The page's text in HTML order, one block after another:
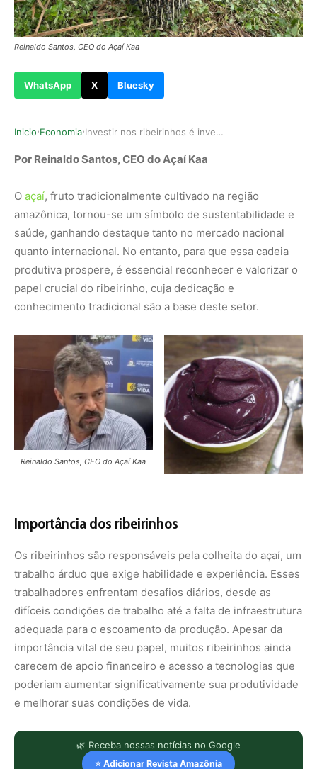
Reinaldo Santos, CEO do Açaí Kaa
WhatsApp X Bluesky
Inicio›Economia› Investir nos ribeirinhos é investir no futuro d…
Por Reinaldo Santos, CEO do Açaí Kaa
O açaí, fruto tradicionalmente cultivado na região
amazônica, tornou-se um símbolo de sustentabilidade e
saúde, ganhando destaque tanto no mercado nacional
quanto internacional. No entanto, para que essa cadeia
produtiva prospere, é essencial reconhecer e valorizar o
papel crucial do ribeirinho, cuja dedicação e
conhecimento tradicional são a base deste setor.
Reinaldo Santos, CEO do Açaí Kaa
Importância dos ribeirinhos
Os ribeirinhos são responsáveis pela colheita do açaí, um
trabalho árduo que exige habilidade e experiência. Esses
trabalhadores enfrentam desafios diários, desde as
difíceis condições de trabalho até a falta de infraestrutura
adequada para o escoamento da produção. Apesar da
importância vital de seu papel, muitos ribeirinhos ainda
carecem de apoio financeiro e acesso a tecnologias que
poderiam aumentar significativamente sua produtividade
e melhorar suas condições de vida.
🌿 Receba nossas notícias no Google
⭐ Adicionar Revista Amazônia